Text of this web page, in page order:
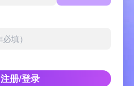
注册/登录